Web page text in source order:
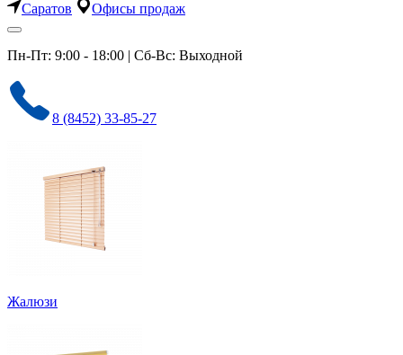
Саратов Офисы продаж
Пн-Пт: 9:00 - 18:00 | Сб-Вс: Выходной
8 (8452) 33-85-27
Жалюзи